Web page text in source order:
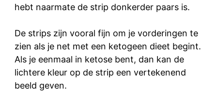
hebt naarmate de strip donkerder paars is.
De strips zijn vooral fijn om je vorderingen te
zien als je net met een ketogeen dieet begint.
Als je eenmaal in ketose bent, dan kan de
lichtere kleur op de strip een vertekenend
beeld geven.